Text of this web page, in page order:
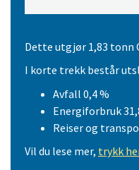
Dette utgjør 1,83 tonn
I korte trekk består
Avfall 0,4 %
Energiforbruk
Reiser og
Vil du lese mer, trykk